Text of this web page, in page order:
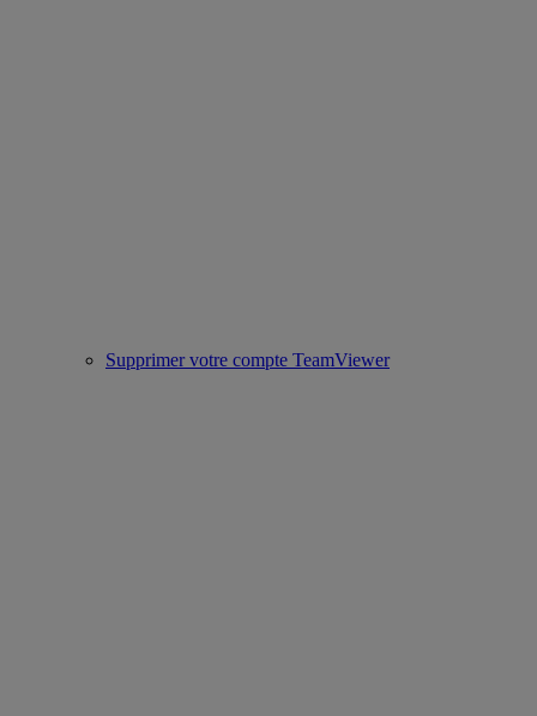
Supprimer votre compte TeamViewer